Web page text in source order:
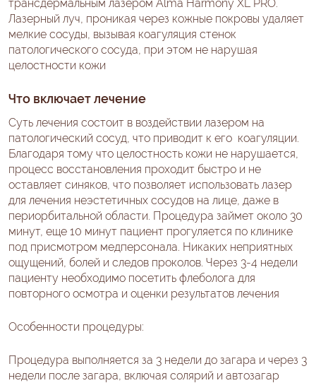
трансдермальным лазером Alma Harmony XL PRO.
Лазерный луч, проникая через кожные покровы удаляет
мелкие сосуды, вызывая коагуляция стенок
патологического сосуда, при этом не нарушая
целостности кожи
Что включает лечение
Суть лечения состоит в воздействии лазером на
патологический сосуд, что приводит к его коагуляции.
Благодаря тому что целостность кожи не нарушается,
процесс восстановления проходит быстро и не
оставляет синяков, что позволяет использовать лазер
для лечения неэстетичных сосудов на лице, даже в
периорбитальной области. Процедура займет около 30
минут, еще 10 минут пациент прогуляется по клинике
под присмотром медперсонала. Никаких неприятных
ощущений, болей и следов проколов. Через 3-4 недели
пациенту необходимо посетить флеболога для
повторного осмотра и оценки результатов лечения
Особенности процедуры:
Процедура выполняется за 3 недели до загара и через 3
недели после загара, включая солярий и автозагар